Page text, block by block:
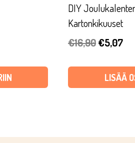
DIY
Kartonkikuuset
€16,90
oli:
€16,90.
€5,07
on:
LISÄÄ